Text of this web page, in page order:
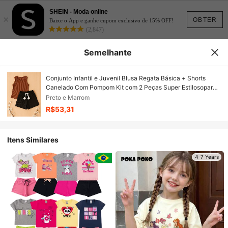
OBTER
×
SHEIN - Moda online
Baixe o App e ganhe cupom exclusivo de 15% OFF!
(2,847)
Semelhante
Conjunto Infantil e Juvenil Blusa Regata Básica + Shorts
Canelado Com Pompom Kit com 2 Peças Super Estilosopara
Meninas e Adolescentes Primavera Verão CJI039
Preto e Marrom
R$53,31
Itens Similares
4-7 Years